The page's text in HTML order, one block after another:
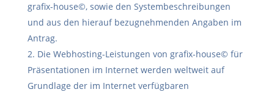
grafix-house©, sowie den Systembeschreibungen
und aus den hierauf bezugnehmenden Angaben im
Antrag.
Die Webhosting-Leistungen von grafix-house© für
Präsentationen im Internet werden weltweit auf
Grundlage der im Internet verfügbaren